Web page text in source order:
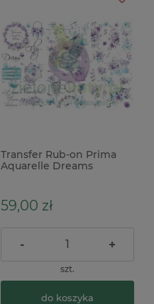
Transfer Rub-on Prima
Aquarelle Dreams
59,00 zł
- +
szt.
do koszyka